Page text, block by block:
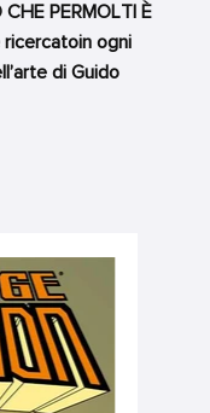
PERMOLTI È
ricercatoin ogni
di Guido